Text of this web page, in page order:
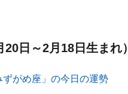
日～2月18日生まれ）